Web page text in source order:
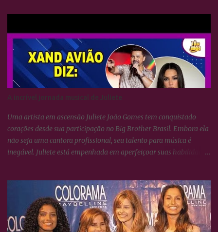
A incrível jornada musical de Juliete
Uma artista em ascensão Juliete João Gomes tem conquistado
corações desde sua participação no Big Brother Brasil. Embora ela
não seja uma cantora profissional, seu talento para música é
inegável. Juliete está empenhada em aperfeiçoar suas habilidades
cantar não se resume apenas a isso. É necessário conhecer técnicas
de respiração e saber utilizá-las para potencializar a voz. Essas
habilidades estão sendo lapidadas com o tempo, e ela tem se
dedicado aulas de canto para aprimorar seu desempenho vocal.